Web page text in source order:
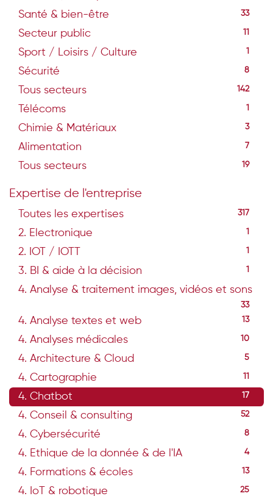
Santé & bien-être 33
Secteur public 11
Sport / Loisirs / Culture 1
Sécurité 8
Tous secteurs 142
Télécoms 1
Chimie & Matériaux 3
Alimentation 7
Tous secteurs 19
Expertise de l'entreprise
Toutes les expertises 317
2. Electronique 1
2. IOT / IOTT 1
3. BI & aide à la décision 1
4. Analyse & traitement images, vidéos et sons
33
4. Analyse textes et web 13
4. Analyses médicales 10
4. Architecture & Cloud 5
4. Cartographie
4. Chatbot 17
4. Conseil & consulting 52
4. Cybersécurité 8
4. Ethique de la donnée & de l'IA 4
4. Formations & écoles 13
4. IoT & robotique 25